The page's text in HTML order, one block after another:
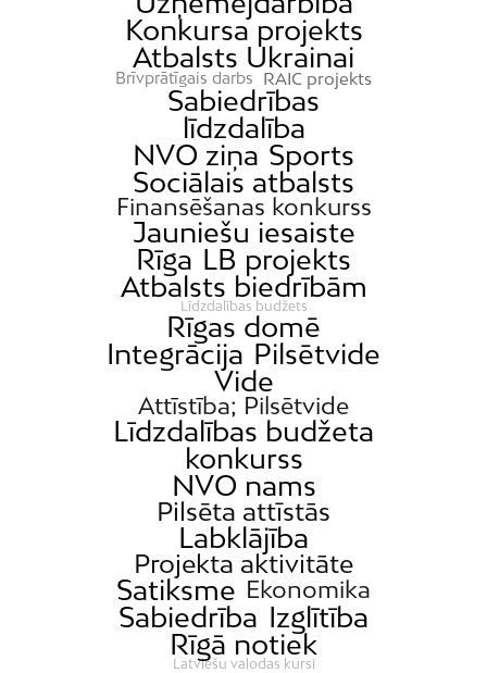
Konkursa projekts
Atbalsts Ukrainai
Brīvprātīgais darbs RAIC projekts
Sabiedrības
līdzdalība
NVO ziņa Sports
Sociālais atbalsts
Finansēšanas konkurss
Jauniešu iesaiste
Rīga LB projekts
Atbalsts biedrībām
Līdzdalības budžets
Rīgas domē
Integrācija Pilsētvide
Vide
Attīstība; Pilsētvide
Līdzdalības budžeta
konkurss
NVO nams
Pilsēta attīstās
Labklājība
Projekta aktivitāte
Satiksme Ekonomika
Sabiedrība Izglītība
Rīgā notiek
Latviešu valodas kursi